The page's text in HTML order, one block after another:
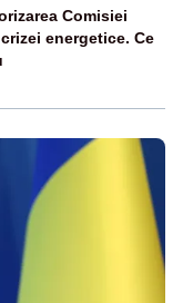
Comisiei
energetice. Ce